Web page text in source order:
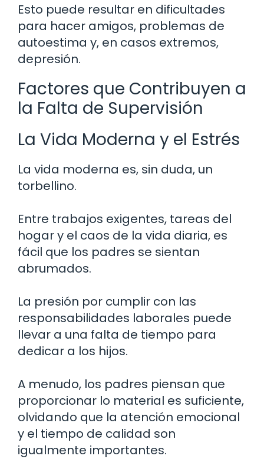
Esto puede resultar en dificultades
para hacer amigos, problemas de
autoestima y, en casos extremos,
depresión.
Factores que Contribuyen a
la Falta de Supervisión
La Vida Moderna y el Estrés
La vida moderna es, sin duda, un
torbellino.
Entre trabajos exigentes, tareas del
hogar y el caos de la vida diaria, es
fácil que los padres se sientan
abrumados.
La presión por cumplir con las
responsabilidades laborales puede
llevar a una falta de tiempo para
dedicar a los hijos.
A menudo, los padres piensan que
proporcionar lo material es suficiente,
olvidando que la atención emocional
y el tiempo de calidad son
igualmente importantes.